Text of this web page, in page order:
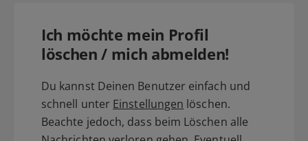
Ich möchte mein Profil
löschen / mich abmelden!
Du kannst Deinen Benutzer einfach und
schnell unter Einstellungen löschen.
Beachte jedoch, dass beim Löschen alle